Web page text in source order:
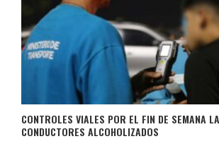
CONTROLES VIALES POR EL FIN DE SEMANA
CONDUCTORES ALCOHOLIZADOS